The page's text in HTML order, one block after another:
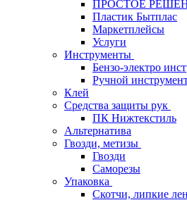
ПРОСТОЕ
Пластик Бытплас
Маркетплейсы
Услуги
Инструменты
Бензо-электро
Ручной
Клей
Средства защиты рук
ПК Нижтекстиль
Альтернатива
Гвозди, метизы
Гвозди
Саморезы
Упаковка
Скотчи, липкие